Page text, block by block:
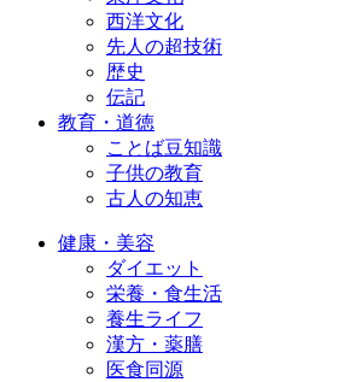
西洋文化
先人の超技術
歴史
伝記
教育・道徳
ことば豆知識
子供の教育
古人の知恵
健康・美容
ダイエット
栄養・食生活
養生ライフ
漢方・薬膳
医食同源